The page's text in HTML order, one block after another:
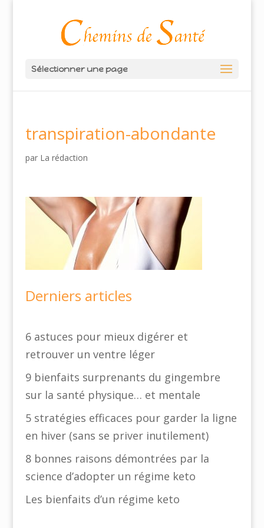
Sélectionner une page
transpiration-abondante
par La rédaction
Derniers articles
6 astuces pour mieux digérer et
retrouver un ventre léger
9 bienfaits surprenants du gingembre
sur la santé physique… et mentale
5 stratégies efficaces pour garder la ligne
en hiver (sans se priver inutilement)
8 bonnes raisons démontrées par la
science d’adopter un régime keto
Les bienfaits d’un régime keto